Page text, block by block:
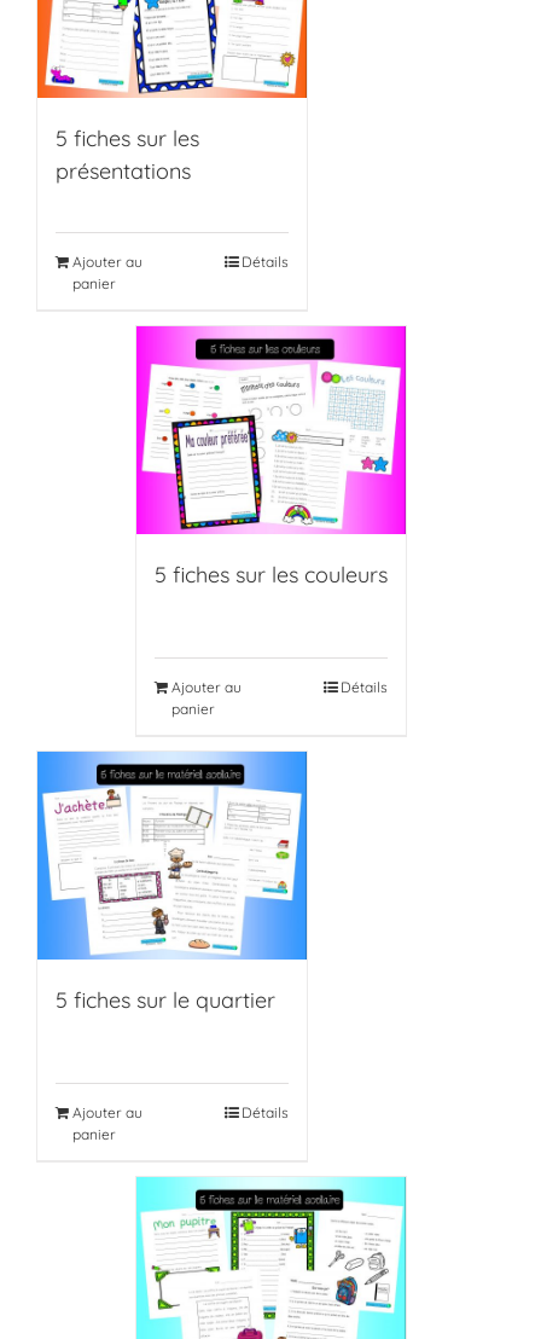
5 fiches sur les
présentations
Ajouter au
panier
Détails
5 fiches sur les couleurs
Ajouter au
panier
Détails
5 fiches sur le quartier
Ajouter au
panier
Détails